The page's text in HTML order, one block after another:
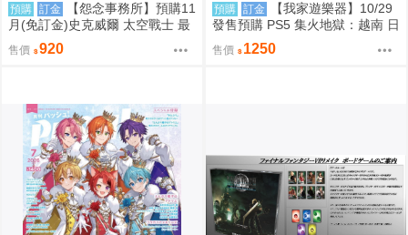
預購 訂金
【怨念事務所】預購11
月(免訂金)史克威爾 太空戰士 最
終幻想 FF14 以太之光 微縮模型
小夜燈 三次再販 0824
售價 920
預購 訂金
【我家遊樂器】10/29
發售預購 PS5 集火地獄：越南 日
售價 1250